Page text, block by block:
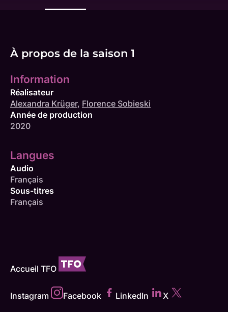
À propos de la saison 1
Information
Réalisateur
Alexandra Krüger, Florence Sobieski
Année de production
2020
Langues
Audio
Français
Sous-titres
Français
Accueil TFO
Instagram Facebook LinkedIn X